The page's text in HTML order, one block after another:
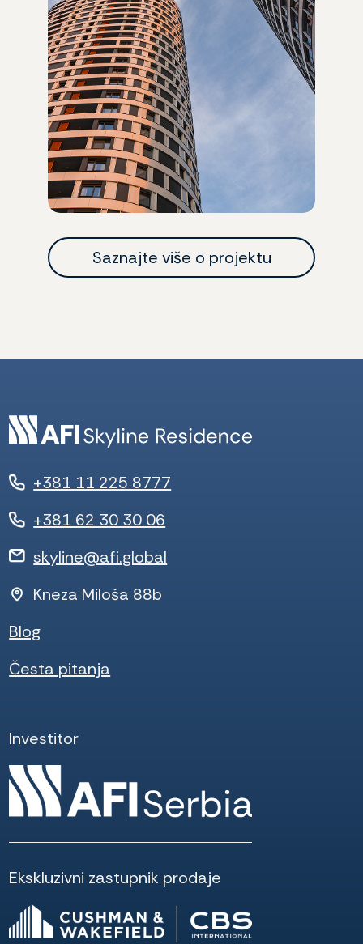
Saznajte više o projektu
+381 11 225 8777
+381 62 30 30 06
skyline@afi.global
Kneza Miloša 88b
Blog
Česta pitanja
Investitor
Ekskluzivni zastupnik prodaje